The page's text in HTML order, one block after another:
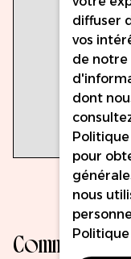
Commentaires
diffuser
vos
de notre
dont
pour
nous